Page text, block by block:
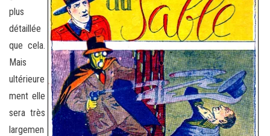
plus
détaillée
que cela.
Mais
ultérieure
ment elle
sera très
largemen